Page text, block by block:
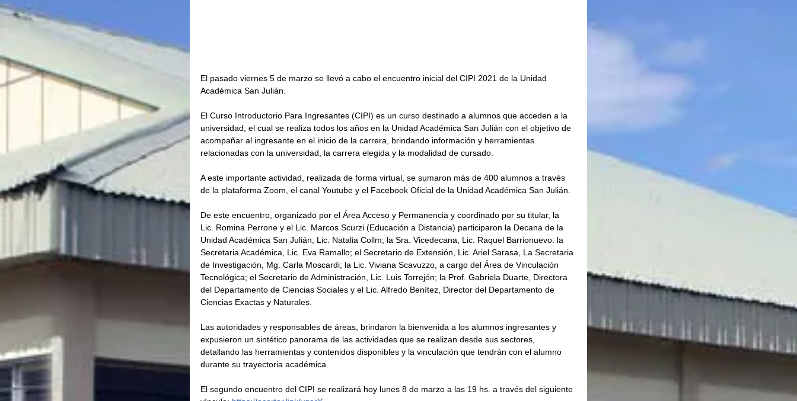
El pasado viernes 5 de marzo se llevó a cabo el encuentro inicial del CIPI 2021 de la Unidad
Académica San Julián.
El Curso Introductorio Para Ingresantes (CIPI) es un curso destinado a alumnos que acceden a la
universidad, el cual se realiza todos los años en la Unidad Académica San Julián con el objetivo de
acompañar al ingresante en el inicio de la carrera, brindando información y herramientas
relacionadas con la universidad, la carrera elegida y la modalidad de cursado.
A este importante actividad, realizada de forma virtual, se sumaron más de 400 alumnos a través
de la plataforma Zoom, el canal Youtube y el Facebook Oficial de la Unidad Académica San Julián.
De este encuentro, organizado por el Área Acceso y Permanencia y coordinado por su titular, la
Lic. Romina Perrone y el Lic. Marcos Scurzi (Educación a Distancia) participaron la Decana de la
Unidad Académica San Julián, Lic. Natalia Collm; la Sra. Vicedecana, Lic. Raquel Barrionuevo: la
Secretaria Académica, Lic. Eva Ramallo; el Secretario de Extensión, Lic. Ariel Sarasa, La Secretaria
de Investigación, Mg. Carla Moscardi; la Lic. Viviana Scavuzzo, a cargo del Área de Vinculación
Tecnológica; el Secretario de Administración, Lic. Luis Torrejón; la Prof. Gabriela Duarte, Directora
del Departamento de Ciencias Sociales y el Lic. Alfredo Benítez, Director del Departamento de
Ciencias Exactas y Naturales.
Las autoridades y responsables de áreas, brindaron la bienvenida a los alumnos ingresantes y
expusieron un sintético panorama de las actividades que se realizan desde sus sectores,
detallando las herramientas y contenidos disponibles y la vinculación que tendrán con el alumno
durante su trayectoria académica.
El segundo encuentro del CIPI se realizará hoy lunes 8 de marzo a las 19 hs. a través del siguiente